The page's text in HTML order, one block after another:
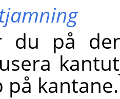
du på
på kantane.